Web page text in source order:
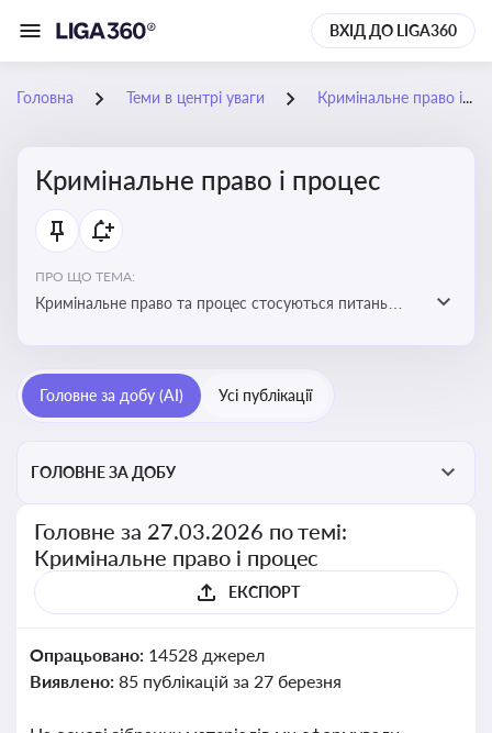
ВХІД ДО LIGA360
Головна Теми в центрі уваги Кримінальне право і процес
Кримінальне право і процес
ПРО ЩО ТЕМА:
Кримінальне право та процес стосуються питань
Головне за добу (AI) Усі публікації
ГОЛОВНЕ ЗА ДОБУ
Головне за 27.03.2026 по темі:
Кримінальне право і процес
ЕКСПОРТ
Опрацьовано: 14528 джерел
Виявлено: 85 публікацій за 27 березня